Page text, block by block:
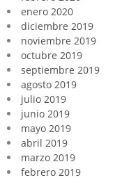
enero 2020
diciembre 2019
noviembre 2019
octubre 2019
septiembre 2019
agosto 2019
julio 2019
junio 2019
mayo 2019
abril 2019
marzo 2019
febrero 2019